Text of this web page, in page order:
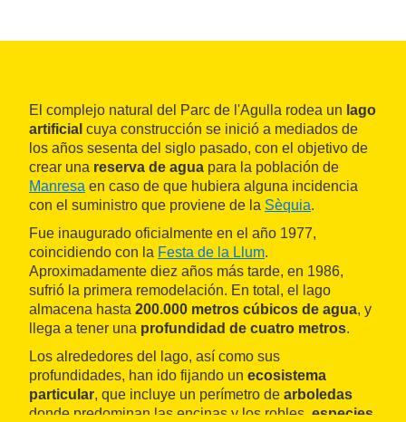
El complejo natural del Parc de l'Agulla rodea un lago
artificial cuya construcción se inició a mediados de
los años sesenta del siglo pasado, con el objetivo de
crear una reserva de agua para la población de
Manresa en caso de que hubiera alguna incidencia
con el suministro que proviene de la Sèquia.
Fue inaugurado oficialmente en el año 1977,
coincidiendo con la Festa de la Llum.
Aproximadamente diez años más tarde, en 1986,
sufrió la primera remodelación. En total, el lago
almacena hasta 200.000 metros cúbicos de agua, y
llega a tener una profundidad de cuatro metros.
Los alrededores del lago, así como sus
profundidades, han ido fijando un ecosistema
particular, que incluye un perímetro de arboledas
donde predominan las encinas y los robles, especies